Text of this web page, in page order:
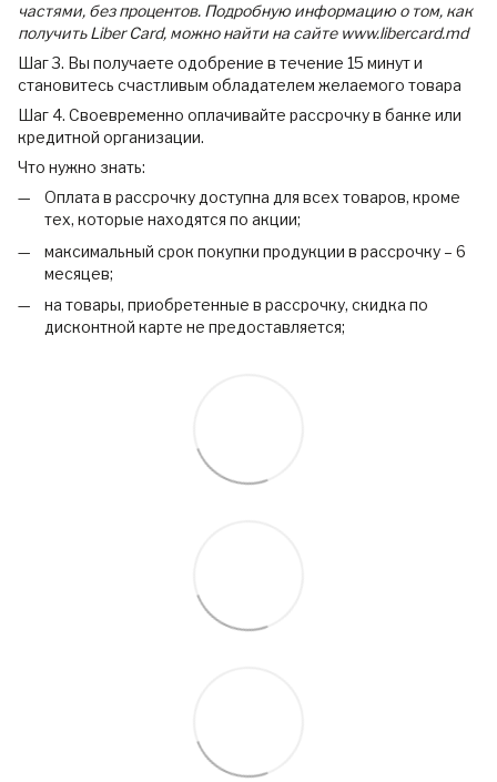
частями, без процентов. Подробную информацию о том, как
получить Liber Card, можно найти на сайте www.libercard.md
Шаг 3. Вы получаете одобрение в течение 15 минут и
становитесь счастливым обладателем желаемого товара
Шаг 4. Своевременно оплачивайте рассрочку в банке или
кредитной организации.
Что нужно знать:
Оплата в рассрочку доступна для всех товаров, кроме
тех, которые находятся по акции;
максимальный срок покупки продукции в рассрочку – 6
месяцев;
на товары, приобретенные в рассрочку, скидка по
дисконтной карте не предоставляется;